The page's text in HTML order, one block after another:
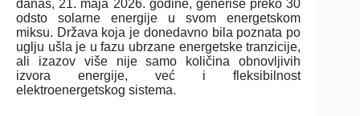
danas, 21. maja 2026. godine, generiše preko 30
odsto solarne energije u svom energetskom
miksu. Država koja je donedavno bila poznata po
uglju ušla je u fazu ubrzane energetske tranzicije,
ali izazov više nije samo količina obnovljivih
izvora energije, već i fleksibilnost
elektroenergetskog sistema.